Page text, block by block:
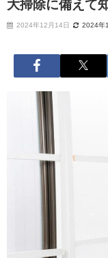
大掃除に備えて
2024年12月14日 2024年